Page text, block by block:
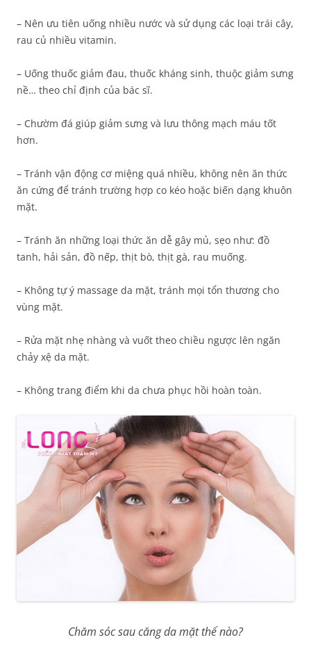
– Nên ưu tiên uống nhiều nước và sử dụng các loại trái cây,
rau củ nhiều vitamin.
– Uống thuốc giảm đau, thuốc kháng sinh, thuộc giảm sưng
nề… theo chỉ định của bác sĩ.
– Chườm đá giúp giảm sưng và lưu thông mạch máu tốt
hơn.
– Tránh vận động cơ miệng quá nhiều, không nên ăn thức
ăn cứng để tránh trường hợp co kéo hoặc biến dạng khuôn
mặt.
– Tránh ăn những loại thức ăn dễ gây mủ, sẹo như: đồ
tanh, hải sản, đồ nếp, thịt bò, thịt gà, rau muống.
– Không tự ý massage da mặt, tránh mọi tổn thương cho
vùng mặt.
– Rửa mặt nhẹ nhàng và vuốt theo chiều ngược lên ngăn
chảy xệ da mặt.
– Không trang điểm khi da chưa phục hồi hoàn toàn.
Chăm sóc sau căng da mặt thế nào?